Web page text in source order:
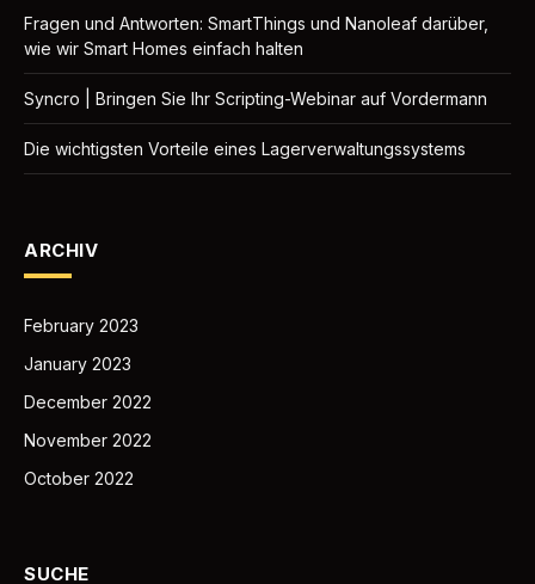
Fragen und Antworten: SmartThings und Nanoleaf darüber,
wie wir Smart Homes einfach halten
Syncro | Bringen Sie Ihr Scripting-Webinar auf Vordermann
Die wichtigsten Vorteile eines Lagerverwaltungssystems
ARCHIV
February 2023
January 2023
December 2022
November 2022
October 2022
SUCHE